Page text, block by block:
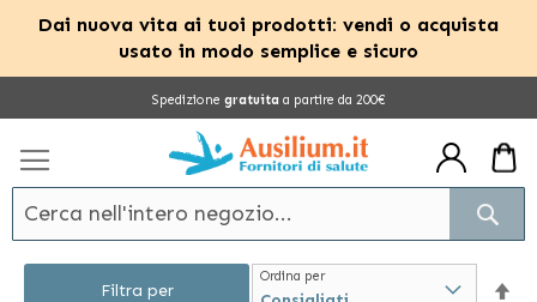
Dai nuova vita ai tuoi prodotti: vendi o acquista
usato in modo semplice e sicuro
Spedizione gratuita a partire da 200€
Ordina per
Filtra per